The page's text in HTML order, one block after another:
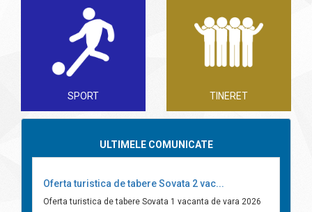
SPORT TINERET
ULTIMELE COMUNICATE
Oferta turistica de tabere Sovata 2 vac...
Oferta turistica de tabere Sovata 1 vacanta de vara 2026